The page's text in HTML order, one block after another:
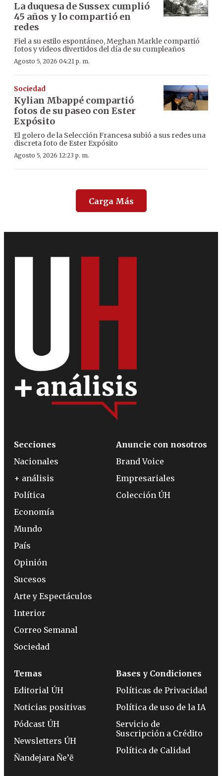
La duquesa de Sussex cumplió
45 años y lo compartió en
redes
Fiel a su estilo espontáneo, Meghan Markle compartió
fotos y videos divertidos del día de su cumpleaños
Agosto 5, 2026 04:21 p. m.
Sociedad
Kylian Mbappé compartió
fotos de su paseo con Ester
Expósito
El golero de la Selección Francesa subió a sus redes una
discreta foto de Ester Expósito
Agosto 5, 2026 12:23 p. m.
Carga Más
Secciones
Nacionales
+ análisis
Política
Economía
Mundo
País
Opinión
Sucesos
Arte y Espectáculos
Interior
Correo Semanal
Sociedad
Anuncie con nosotros
Brand Voice
Empresariales
Colección ÚH
Temas
Editorial ÚH
Noticias positivas
Pódcast ÚH
Newsletters ÚH
Ñandejara Ñe’ẽ
Bases y Condiciones
Políticas de Privacidad
Política de uso de la IA
Servicio de
Suscripción a Crédito
Política de Calidad